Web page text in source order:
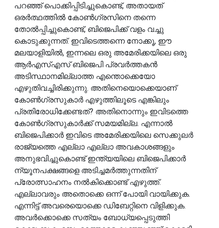
പറഞ്ഞ് പൊക്കിപ്പിടിച്ചുകൊണ്ട്, അതായത്
ഒരർത്ഥത്തിൽ കോൺഗ്രസിനെ തന്നെ
തോൽപ്പിച്ചുകൊണ്ട്, ബിജെപിക്ക് വളം വച്ചു
കൊടുക്കുന്നത്. ഇവിടെത്തന്നെ നോക്കൂ, ഈ
മലയാളിയിൽ, ഇന്നലെ ഒരു അമേരിക്കയിലെ ഒരു
ആർഎസ്എസ് ബിജെപി പ്രവർത്തകൻ
അടിസ്ഥാനമില്ലാത്ത എന്തൊക്കെയോ
എഴുതിവച്ചിരിക്കുന്നു. അതിനെയൊക്കെയാണ്
കോൺഗ്രസുകാർ എഴുത്തിലൂടെ എങ്കിലും
പ്രതിരോധിക്കേണ്ടത്? അതിനൊന്നും ഇവിടത്തെ
കോൺഗ്രസുകാർക്ക് സമയമില്ല. എന്നാൽ
ബിജെപിക്കാർ ഇവിടെ അമേരിക്കയിലെ സെക്കുലർ
രാജ്യത്തെ എല്ലാ എല്ലാ അവകാശങ്ങളും
അനുഭവിച്ചുകൊണ്ട് ഇന്ത്യയിലെ ബിജെപിക്കാർ
ന്യൂനപക്ഷങ്ങളെ അടിച്ചമർത്തുന്നതിന്
പ്രോത്സാഹനം നൽകിക്കൊണ്ട് എഴുത്ത്.
എല്ലാവരും അതൊക്കെ ഒന്ന് പോയി വായിക്കുക.
എന്നിട്ട് അവരെയൊക്കെ ഡിബേറ്റിനെ വിളിക്കുക.
അവർക്കൊക്കെ സത്യം ബോധ്യപ്പെടുത്തി